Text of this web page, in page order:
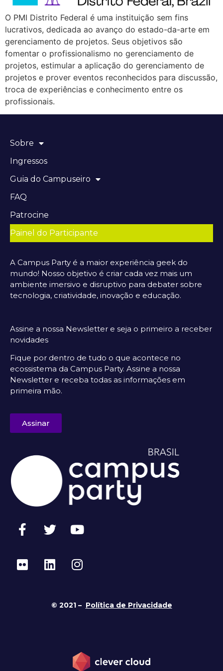
O PMI Distrito Federal é uma instituição sem fins
lucrativos, dedicada ao avanço do estado-da-arte em
gerenciamento de projetos. Seus objetivos são
fomentar o profissionalismo no gerenciamento de
projetos, estimular a aplicação do gerenciamento de
projetos e prover eventos reconhecidos para discussão,
troca de experiências e conhecimento entre os
profissionais.
Sobre
Ingressos
Guia do Campuseiro
FAQ
Patrocine
Painel do Participante
A Campus Party é a maior experiência geek do
mundo! Nosso objetivo é criar cada vez mais um
ambiente imersivo e disruptivo para debater sobre
tecnologia, criatividade, inovação e educação.
Assine a nossa Newsletter e seja o primeiro a receber
novidades
Fique por dentro de tudo o que acontece no
ecossistema da Campus Party. Assine a nossa
Newsletter e receba todas as informações em
primeira mão.
Assinar
© 2021 – Política de Privacidade